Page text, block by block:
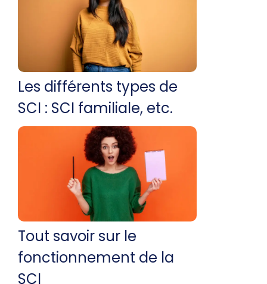
Les différents types de
SCI : SCI familiale, etc.
Tout savoir sur le
fonctionnement de la
SCI